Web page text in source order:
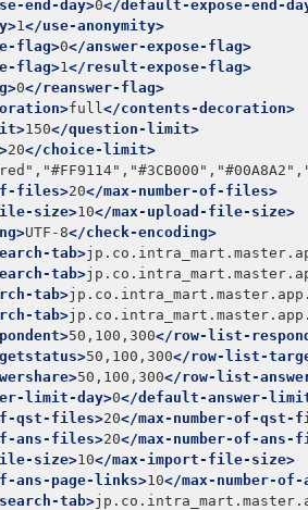
end-day>0</default-expose-end-
1</use-anonymity>
flag>0</answer-expose-flag>
flag>1</result-expose-flag>
0</reanswer-flag>
full</contents-decoration>
150</question-limit>
20</choice-limit>
of-files>20</max-number-of-files>
size>10</max-upload-file-size>
UTF-8</check-encoding>
tab>
tab>
tab>
tab>
50,100,300</row-list-
50,100,300</row-list-
50,100,300</row-list-
limit-day>0</default-answer-
of-qst-files>20</max-number-of-qst-
ans-files>20</max-number-of-ans-
size>10</max-import-file-size>
ans-page-links>10</max-number-
tab>